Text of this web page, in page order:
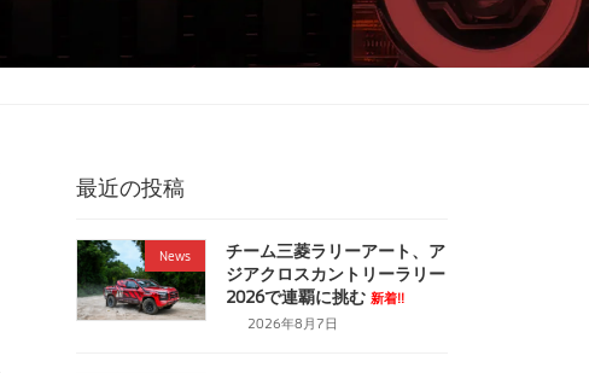
最近の投稿
News
チーム三菱ラリーアート、ア
ジアクロスカントリーラリー
2026で連覇に挑む 新着!!
2026年8月7日